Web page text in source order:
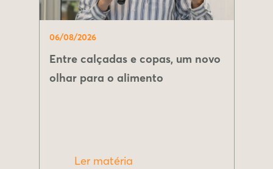
06/08/2026
Entre calçadas e copas, um novo
olhar para o alimento
Ler matéria